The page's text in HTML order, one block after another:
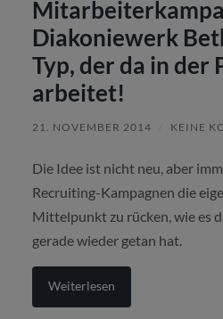
Diakoniewerk
Typ, der da in der
arbeitet!
21. NOVEMBER 2014 KEINE
Die Idee ist nicht neu, aber
Recruiting-Kampagnen die
Mittelpunkt zu rücken, wie es
gerade wieder getan hat.
Weiterlesen